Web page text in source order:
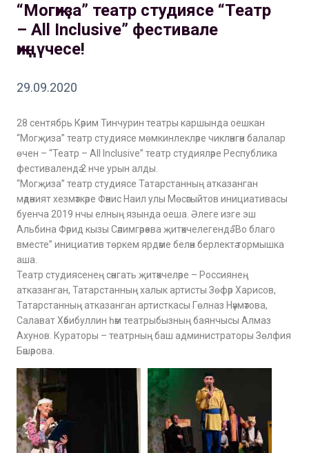
“Могҗиза” театр студиясе “Театр
– All Inclusive” фестивале
җиңүчесе!
29.09.2020
28 сентябрь Кәрим Тинчурин театры каршында оешкан
“Могҗиза” театр студиясе мөмкинлекләре чикләнгән балалар
өчен – “Театр – All Inclusive” театр студияләре Республика
фестивалендә 2 нче урын алды.
“Могҗиза” театр студиясе Татарстанның атказанган
мәдәният хезмәткәре Фәнис Наил улы Мөсәгыйтов инициативасы
буенча 2019 нчы елның язында оеша. Әлеге изге эш
Альбина Фәрид кызы Сәлимгәрәева җитәкчелегендә “Во благо
вместе” инициатив төркем ярдәме белән берлектә тормышка
аша.
Театр студиясенең сәнгать җитәкчеләре – Россиянең
атказанган, Татарстанның халык артисты Зөфәр Харисов,
Татарстанның атказанган артисткасы Гөлназ Нәүмәтова,
Салават Хәбибуллин һәм театрыбызның баянчысы Алмаз
Ахунов. Кураторы – театрның баш администраторы Зөлфия
Бәшәрова.